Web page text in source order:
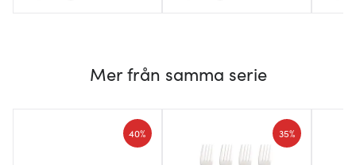
Mer från samma serie
40% 35%